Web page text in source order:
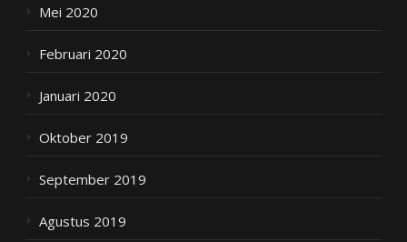
Mei 2020
Februari 2020
Januari 2020
Oktober 2019
September 2019
Agustus 2019